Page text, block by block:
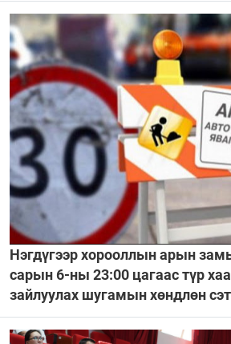
Нэгдүгээр хорооллын арын
сарын 6-ны 23:00 цагаас түр
зайлуулах шугамын хөндлөн